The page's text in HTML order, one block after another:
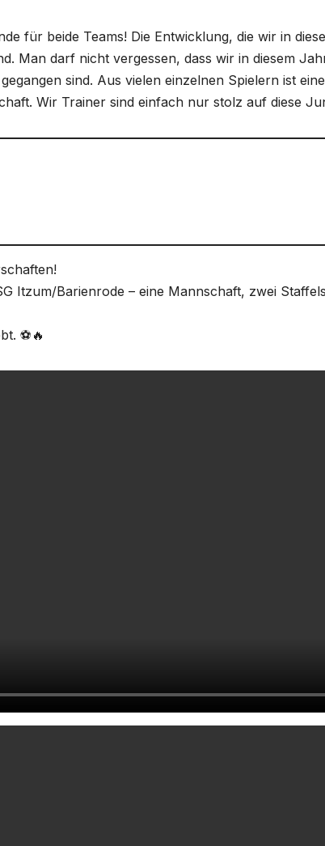
für beide Teams! Die Entwicklung, die wir in
Man darf nicht vergessen, dass wir in diesem
sind. Aus vielen einzelnen Spielern ist
Wir Trainer sind einfach nur stolz auf diese
Itzum/Barienrode – eine Mannschaft, zwei
⚽🔥